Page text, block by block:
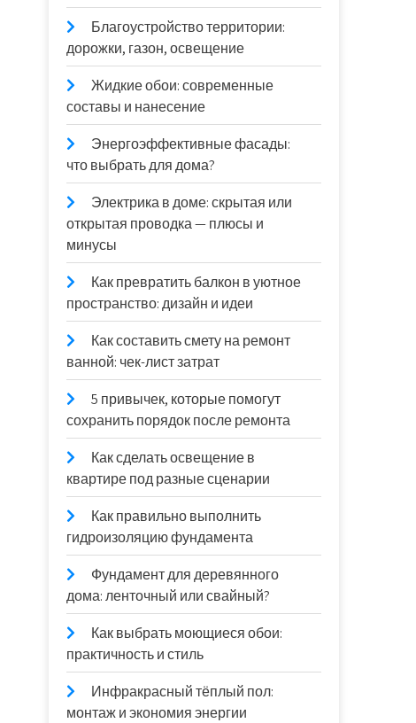
Благоустройство территории:
дорожки, газон, освещение
Жидкие обои: современные
составы и нанесение
Энергоэффективные фасады:
что выбрать для дома?
Электрика в доме: скрытая или
открытая проводка — плюсы и
минусы
Как превратить балкон в уютное
пространство: дизайн и идеи
Как составить смету на ремонт
ванной: чек-лист затрат
5 привычек, которые помогут
сохранить порядок после ремонта
Как сделать освещение в
квартире под разные сценарии
Как правильно выполнить
гидроизоляцию фундамента
Фундамент для деревянного
дома: ленточный или свайный?
Как выбрать моющиеся обои:
практичность и стиль
Инфракрасный тёплый пол:
монтаж и экономия энергии